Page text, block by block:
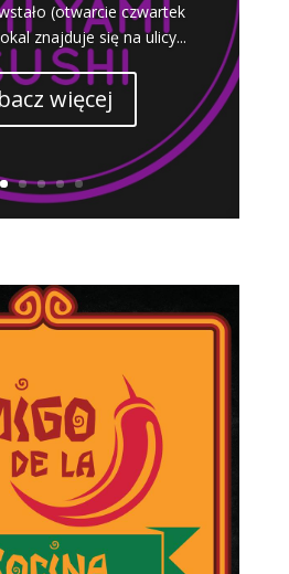
(otwarcie czwartek
znajduje się na ulicy...
więcej